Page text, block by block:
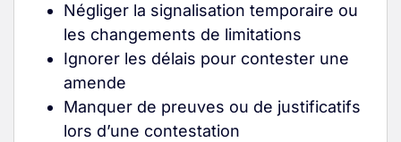
Négliger la signalisation temporaire ou
les changements de limitations
Ignorer les délais pour contester une
amende
Manquer de preuves ou de justificatifs
lors d’une contestation